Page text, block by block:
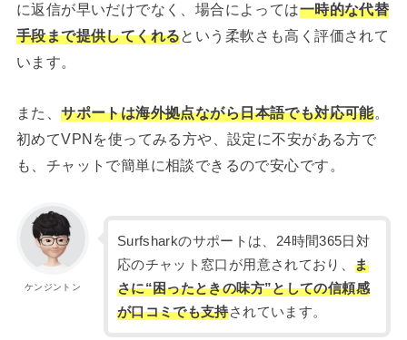
に返信が早いだけでなく、場合によっては一時的な代替
手段まで提供してくれるという柔軟さも高く評価されて
います。
また、サポートは海外拠点ながら日本語でも対応可能。
初めてVPNを使ってみる方や、設定に不安がある方で
も、チャットで簡単に相談できるので安心です。
ケンジントン
Surfsharkのサポートは、24時間365日対
応のチャット窓口が用意されており、 ま
さに“困ったときの味方”としての信頼感
が口コミでも支持されています。